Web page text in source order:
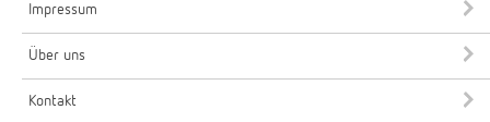
Impressum
Über uns
Kontakt